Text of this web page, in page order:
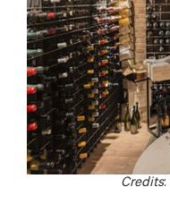
Credits: